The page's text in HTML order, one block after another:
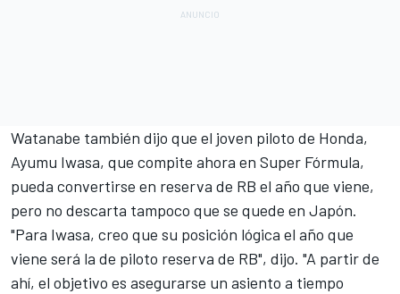
Watanabe también dijo que el joven piloto de Honda,
Ayumu Iwasa, que compite ahora en Super Fórmula,
pueda convertirse en reserva de RB el año que viene,
pero no descarta tampoco que se quede en Japón.
"Para Iwasa, creo que su posición lógica el año que
viene será la de piloto reserva de RB", dijo. "A partir de
ahí, el objetivo es asegurarse un asiento a tiempo